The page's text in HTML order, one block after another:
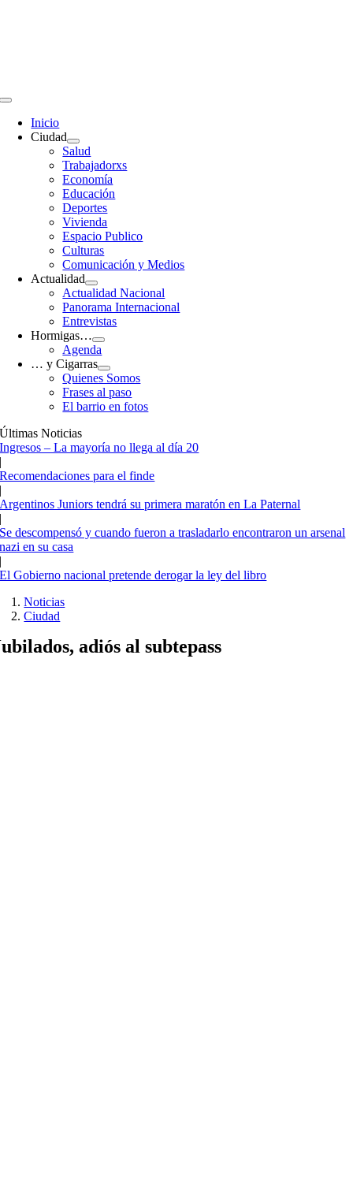
Toggle
Navigation
Inicio
Ciudad
Salud
Trabajadorxs
Economía
Educación
Deportes
Vivienda
Espacio Publico
Culturas
Comunicación y Medios
Actualidad
Actualidad Nacional
Panorama Internacional
Entrevistas
Hormigas…
Agenda
… y Cigarras
Quienes Somos
Frases al paso
El barrio en fotos
Últimas Noticias
Ingresos – La mayoría no llega al día 20
|
Recomendaciones para el finde
|
Argentinos Juniors tendrá su primera maratón en La Paternal
|
Se descompensó y cuando fueron a trasladarlo encontraron un arsenal
nazi en su casa
|
El Gobierno nacional pretende derogar la ley del libro
Noticias
Ciudad
adiós al subtepass